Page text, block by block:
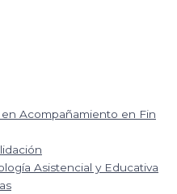
Acompañamiento en Fin
Asistencial y Educativa